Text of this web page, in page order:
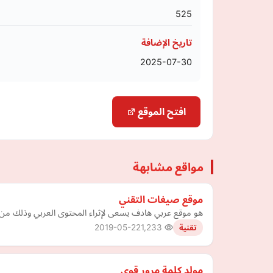
525
تاريخ الإضافة
2025-07-30
افتح الموقع
مواقع مشابهة
موقع صيغات التقني
هو موقع عربي هادف يسعى لإثراء المحتوى العربي وذلك من
تقنية 2019-05-22
مولد كلمة مرور قوي